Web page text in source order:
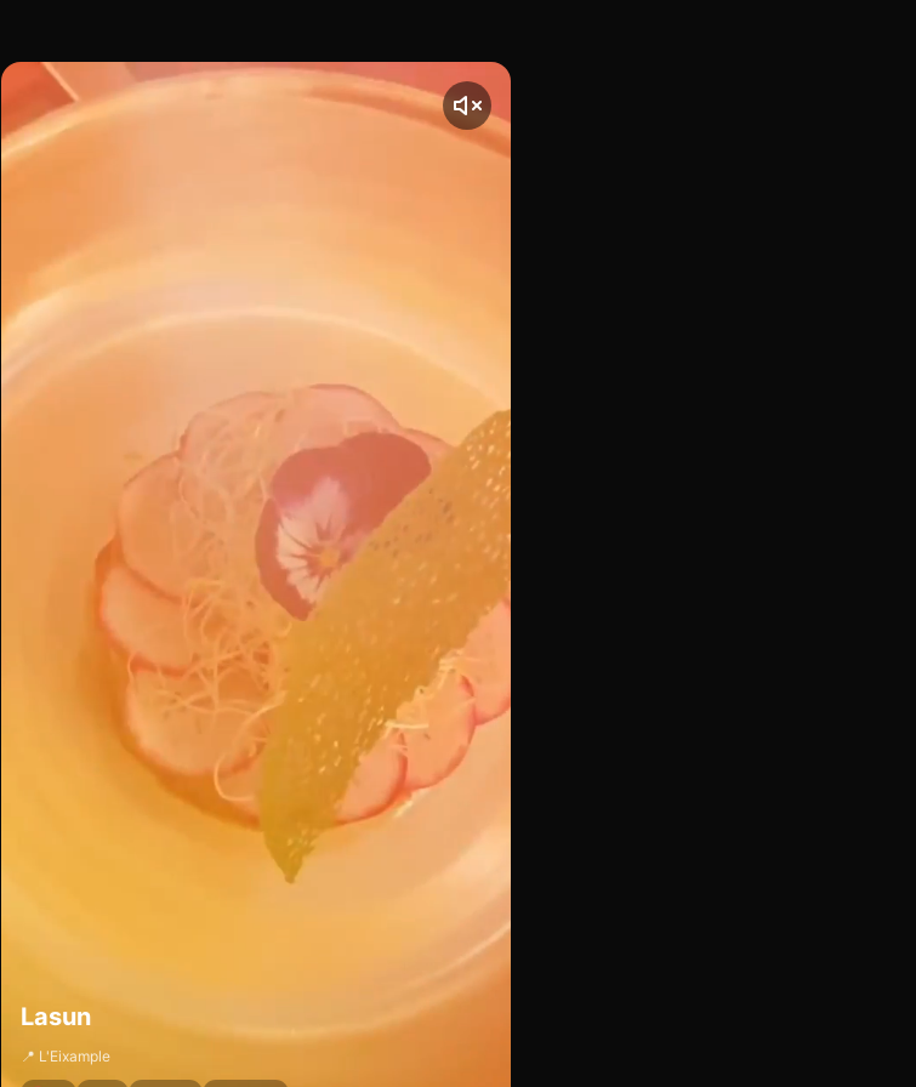
Lasun
📍 L'Eixample
Lasun, Gastronomía Nepalí, es un restaurante ubicado en pleno Eixample barcelonés que ofrece
[00:00 - Escena 1: Introducción y Ambiente] El vídeo comienza con una toma de Lasun,